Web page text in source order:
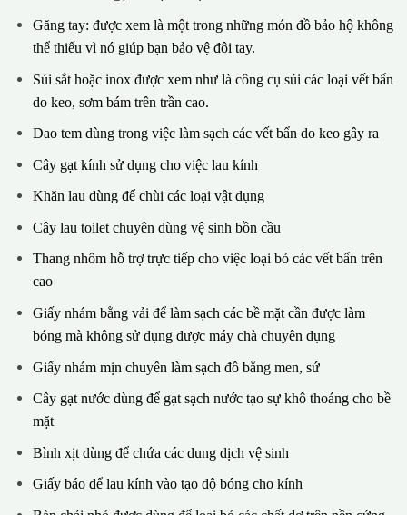
Găng tay: được xem là một trong những món đồ bảo hộ không
thể thiếu vì nó giúp bạn bảo vệ đôi tay.
Sủi sắt hoặc inox được xem như là công cụ sủi các loại vết bẩn
do keo, sơm bám trên trần cao.
Dao tem dùng trong việc làm sạch các vết bẩn do keo gây ra
Cây gạt kính sử dụng cho việc lau kính
Khăn lau dùng để chùi các loại vật dụng
Cây lau toilet chuyên dùng vệ sinh bồn cầu
Thang nhôm hỗ trợ trực tiếp cho việc loại bỏ các vết bẩn trên
cao
Giấy nhám bằng vải để làm sạch các bề mặt cần được làm
bóng mà không sử dụng được máy chà chuyên dụng
Giấy nhám mịn chuyên làm sạch đồ bằng men, sứ
Cây gạt nước dùng để gạt sạch nước tạo sự khô thoáng cho bề
mặt
Bình xịt dùng để chứa các dung dịch vệ sinh
Giấy báo để lau kính vào tạo độ bóng cho kính